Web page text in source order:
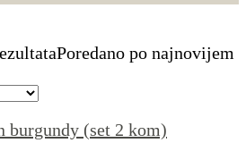
Poredano po najnovijem